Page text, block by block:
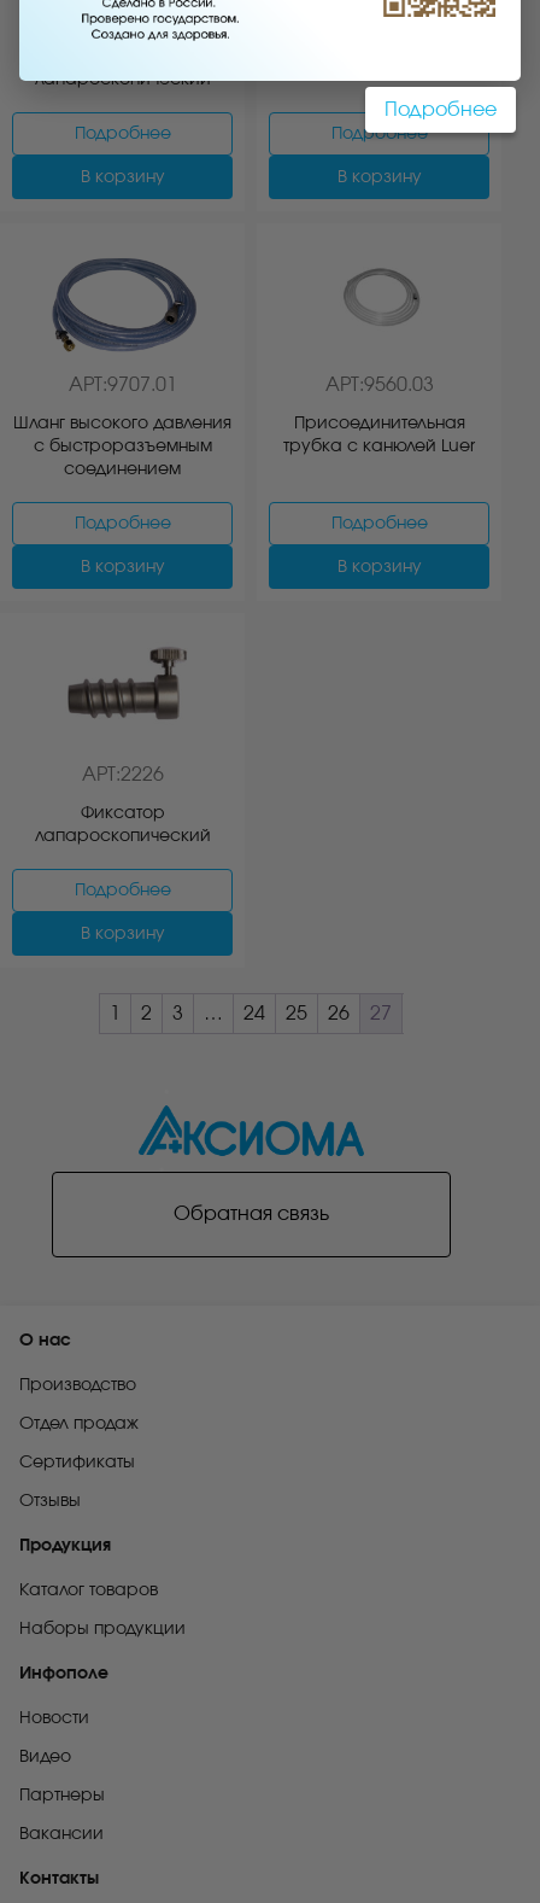
АРТ:2228
лапароскопический
Подробнее
В корзину
АРТ:9560.01
Подробнее
В корзину
АРТ:9707.01
Шланг высокого давления
с быстроразъемным
соединением
Подробнее
В корзину
АРТ:9560.03
Присоединительная
трубка с канюлей Luer
Подробнее
В корзину
АРТ:2226
Фиксатор
лапароскопический
Подробнее
В корзину
2 3 … 24 25 26 27
Обратная связь
О нас
Производство
Отдел продаж
Сертификаты
Отзывы
Продукция
Каталог товаров
Наборы продукции
Инфополе
Новости
Видео
Партнеры
Вакансии
Контакты
Подробнее